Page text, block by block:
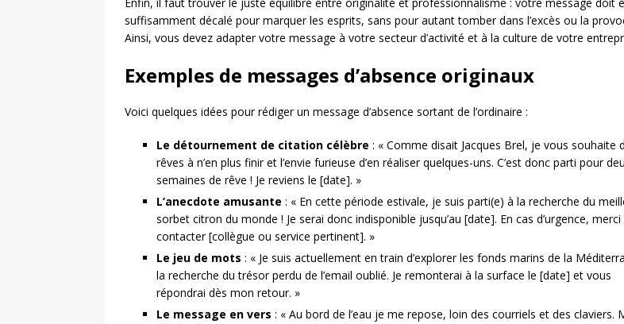
suffisamment décalé pour marquer les esprits, sans pour autant tomber dans l’excès ou la
Ainsi, vous devez adapter votre message à votre secteur d’activité et à la culture de votre
Exemples de messages d’absence originaux
Voici quelques idées pour rédiger un message d’absence sortant de l’ordinaire :
Le détournement de citation célèbre : « Comme disait Jacques Brel, je vous souhaite
rêves à n’en plus finir et l’envie furieuse d’en réaliser quelques-uns. C’est donc parti pour
semaines de rêve ! Je reviens le [date]. »
L’anecdote amusante : « En cette période estivale, je suis parti(e) à la recherche du
sorbet citron du monde ! Je serai donc indisponible jusqu’au [date]. En cas d’urgence, merci
contacter [collègue ou service pertinent]. »
Le jeu de mots : « Je suis actuellement en train d’explorer les fonds marins de la
la recherche du trésor perdu de l’email oublié. Je remonterai à la surface le [date] et vous
répondrai dès mon retour. »
Le message en vers : « Au bord de l’eau je me repose, loin des courriels et des claviers.